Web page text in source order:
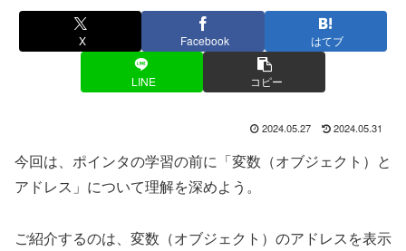
X Facebook はてブ
LINE コピー
2024.05.27 2024.05.31
今回は、ポインタの学習の前に「変数（オブジェクト）と
アドレス」について理解を深めよう。
ご紹介するのは、変数（オブジェクト）のアドレスを表示